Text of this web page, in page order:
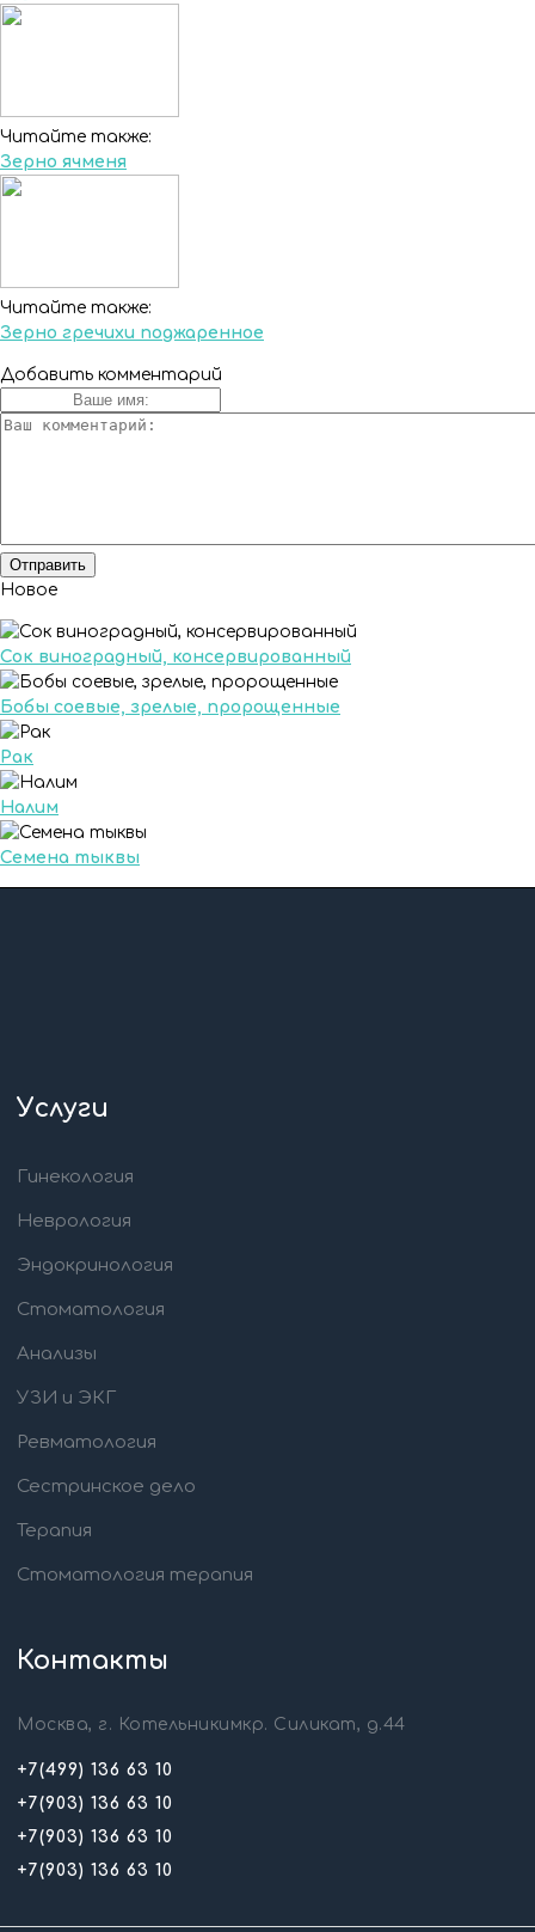
Читайте также:
Зерно ячменя
Читайте также:
Зерно гречихи поджаренное
Добавить комментарий
Новое
Сок виноградный, консервированный
Бобы соевые, зрелые, пророщенные
Рак
Налим
Семена тыквы
Услуги
Гинекология
Неврология
Эндокринология
Стоматология
Анализы
УЗИ и ЭКГ
Ревматология
Сестринское дело
Терапия
Стоматология терапия
Контакты
Москва, г. Котельникимкр. Силикат, д.44
+7(499) 136 63 10
+7(903) 136 63 10
+7(903) 136 63 10
+7(903) 136 63 10